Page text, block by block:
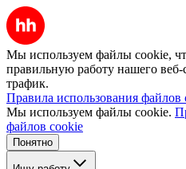
Мы используем файлы cookie,
правильную работу нашего веб-
трафик.
Правила использования файлов
Мы используем файлы cookie.
файлов cookie
Понятно